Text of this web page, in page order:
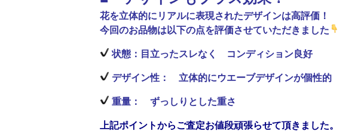
花を立体的にリアルに表現されたデザインは高評価！
今回のお品物は以下の点を評価させていただきました
状態：目立ったスレなく コンディション良好
デザイン性： 立体的にウエーブデザインが個性的
重量： ずっしりとした重さ
上記ポイントからご査定お値段頑張らせて頂きました。